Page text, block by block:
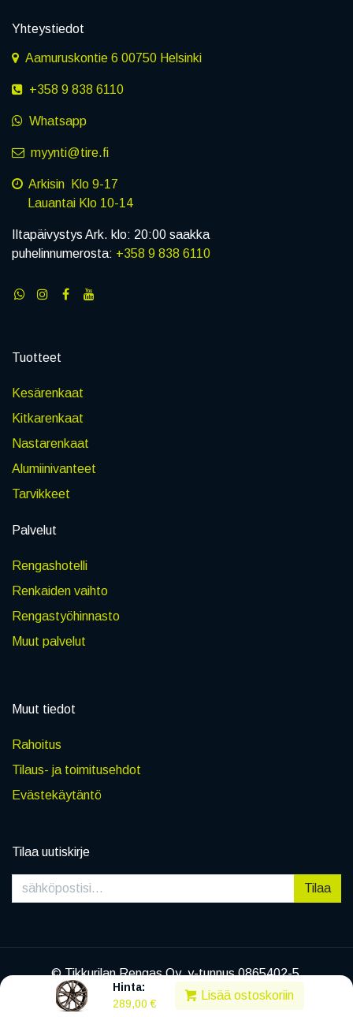
Hinta:
289,00 €
Lisää ostoskoriin
Yhteystiedot
Aamuruskontie 6 00750 Helsinki
+358 9 838 6110
Whatsapp
myynti@tire.fi
Arkisin Klo 9-17
Lauantai Klo 10-14
Iltapäivystys Ark. klo: 20:00 saakka
puhelinnumerosta: +358 9 838 6110
Tuotteet
Kesärenkaat
Kitkarenkaat
Nastarenkaat
Alumiinivanteet
Tarvikkeet
Palvelut
Rengashotelli
Renkaiden vaihto
Rengastyöhinnasto
Muut palvelut
Muut tiedot
Rahoitus
Tilaus- ja toimitusehdot
Evästekäytäntö
Tilaa uutiskirje
Tilaa
© Tikkurilan Rengas Oy, y-tunnus 0865402-5
|Tietosuojaseloste